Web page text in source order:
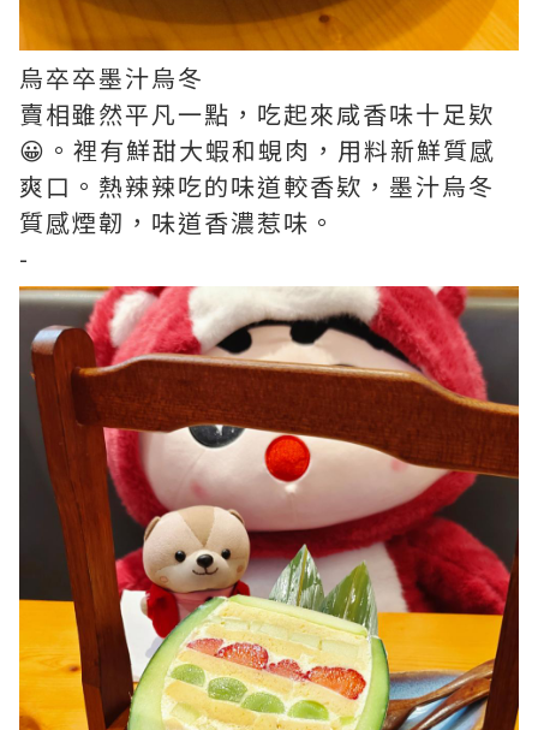
烏卒卒墨汁烏冬
賣相雖然平凡一點，吃起來咸香味十足欵
😀。裡有鮮甜大蝦和蜆肉，用料新鮮質感
爽口。熱辣辣吃的味道較香欵，墨汁烏冬
質感煙韌，味道香濃惹味。
-